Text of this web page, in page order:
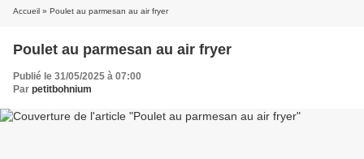
Accueil » Poulet au parmesan au air fryer
Poulet au parmesan au air fryer
Publié le 31/05/2025 à 07:00
Par petitbohnium